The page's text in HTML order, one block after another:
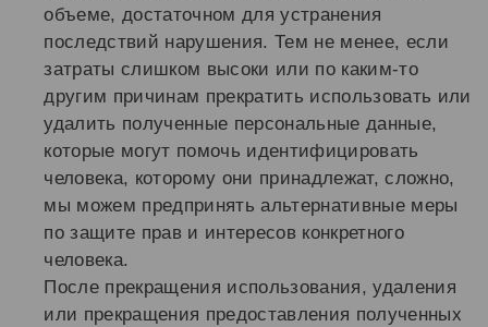
объеме, достаточном для устранения
последствий нарушения. Тем не менее, если
затраты слишком высоки или по каким-то
другим причинам прекратить использовать или
удалить полученные персональные данные,
которые могут помочь идентифицировать
человека, которому они принадлежат, сложно,
мы можем предпринять альтернативные меры
по защите прав и интересов конкретного
человека.
После прекращения использования, удаления
или прекращения предоставления полученных